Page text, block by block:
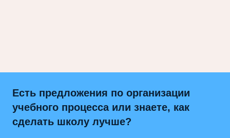
Есть предложения по организации
учебного процесса или знаете, как
сделать школу лучше?